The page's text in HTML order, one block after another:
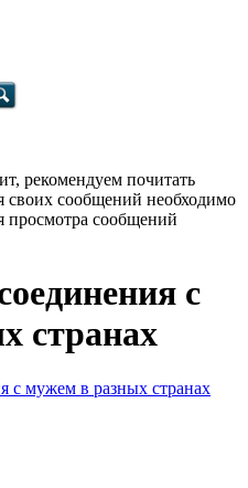
рекомендуем почитать
своих сообщений необходимо
просмотра сообщений
с
странах
с мужем в разных странах